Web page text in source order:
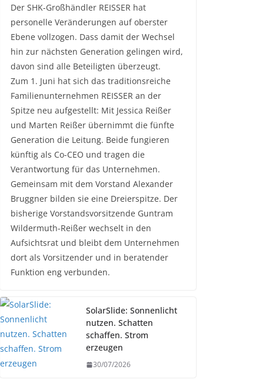
Der SHK-Großhändler REISSER hat
personelle Veränderungen auf oberster
Ebene vollzogen. Dass damit der Wechsel
hin zur nächsten Generation gelingen wird,
davon sind alle Beteiligten überzeugt.
Zum 1. Juni hat sich das traditionsreiche
Familienunternehmen REISSER an der
Spitze neu aufgestellt: Mit Jessica Reißer
und Marten Reißer übernimmt die fünfte
Generation die Leitung. Beide fungieren
künftig als Co-CEO und tragen die
Verantwortung für das Unternehmen.
Gemeinsam mit dem Vorstand Alexander
Bruggner bilden sie eine Dreierspitze. Der
bisherige Vorstandsvorsitzende Guntram
Wildermuth-Reißer wechselt in den
Aufsichtsrat und bleibt dem Unternehmen
dort als Vorsitzender und in beratender
Funktion eng verbunden.
SolarSlide: Sonnenlicht
nutzen. Schatten
schaffen. Strom
erzeugen
30/07/2026